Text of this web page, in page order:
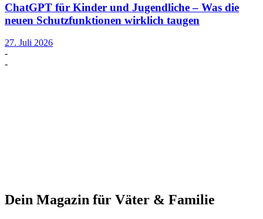
ChatGPT für Kinder und Jugendliche – Was die
neuen Schutzfunktionen wirklich taugen
27. Juli 2026
-
-
Dein Magazin für Väter & Familie